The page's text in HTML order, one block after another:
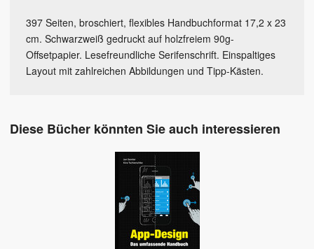
397 Seiten, broschiert, flexibles Handbuchformat 17,2 x 23
cm. Schwarzweiß gedruckt auf holzfreiem 90g-
Offsetpapier. Lesefreundliche Serifenschrift. Einspaltiges
Layout mit zahlreichen Abbildungen und Tipp-Kästen.
Diese Bücher könnten Sie auch interessieren